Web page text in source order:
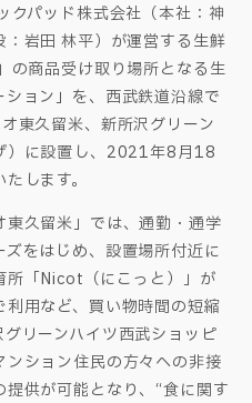
クパッド株式会社（本社：神
岩田 林平）が運営する生鮮
の商品受け取り場所となる生
ョン」を、西武鉄道沿線で
東久留米、新所沢グリーン
）に設置し、2021年8月18
します。
久留米」では、通勤・通学
をはじめ、設置場所付近に
所「Nicot（にこっと）」が
用など、買い物時間の短縮
リーンハイツ西武ショッピ
ション住民の方々への非接
供が可能となり、“食に関す